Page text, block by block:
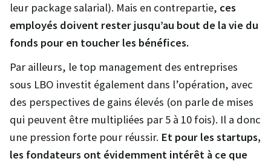
leur package salarial). Mais en contrepartie, ces
employés doivent rester jusqu’au bout de la vie du
fonds pour en toucher les bénéfices.
Par ailleurs, le top management des entreprises
sous LBO investit également dans l’opération, avec
des perspectives de gains élevés (on parle de mises
qui peuvent être multipliées par 5 à 10 fois). Il a donc
une pression forte pour réussir. Et pour les startups,
les fondateurs ont évidemment intérêt à ce que